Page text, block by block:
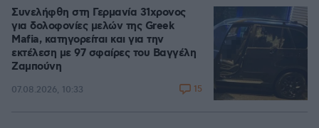
Συνελήφθη στη Γερμανία 31χρονος
για δολοφονίες μελών της Greek
Mafia, κατηγορείται και για την
εκτέλεση με 97 σφαίρες του Βαγγέλη
Ζαμπούνη
07.08.2026, 10:33 15